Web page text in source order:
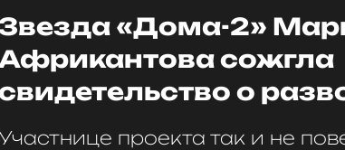
«Дома-2»
сожгла
о
проекта так и не